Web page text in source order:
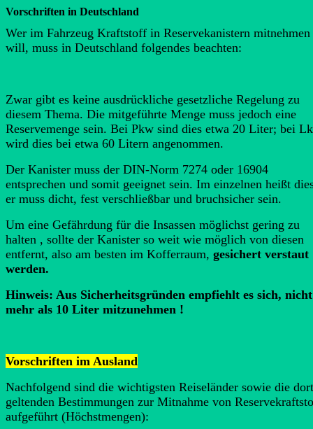
Vorschriften in Deutschland
Wer im Fahrzeug Kraftstoff in Reservekanistern mitnehmen
will, muss in Deutschland folgendes beachten:
Zwar gibt es keine ausdrückliche gesetzliche Regelung zu
diesem Thema. Die mitgeführte Menge muss jedoch eine
Reservemenge sein. Bei Pkw sind dies etwa 20 Liter; bei
wird dies bei etwa 60 Litern angenommen.
Der Kanister muss der DIN-Norm 7274 oder 16904
entsprechen und somit geeignet sein. Im einzelnen heißt
er muss dicht, fest verschließbar und bruchsicher sein.
Um eine Gefährdung für die Insassen möglichst gering zu
halten , sollte der Kanister so weit wie möglich von diesen
entfernt, also am besten im Kofferraum, gesichert verstaut
werden.
Hinweis: Aus Sicherheitsgründen empfiehlt es sich, nicht
mehr als 10 Liter mitzunehmen !
Vorschriften im Ausland
Nachfolgend sind die wichtigsten Reiseländer sowie die dort
geltenden Bestimmungen zur Mitnahme von
aufgeführt (Höchstmengen):